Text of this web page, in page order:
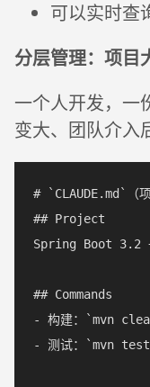
可以实时查
分层管理：项目
一个人开发，一
变大、团队介入
# `CLAUDE.md`（
## Project
Spring Boot 3.2
## Commands
- 构建：`mvn
- 测试：`mvn